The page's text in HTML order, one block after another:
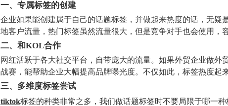
一、专属标签的创建
企业如果能创建属于自己的话题标签，并做起来热度的话，无
地客户流量，热门标签虽然流量很大，但是竞争对手也会使用，
二、和KOL合作
网红活跃于各大社交平台，自带庞大的流量。如果外贸企业做
战赛，能帮助企业大幅提高品牌曝光度。不仅如此，标签热度起
三、多维度标签尝试
tiktok标签的种类非常之多，我们做话题标签时不要局限于哪一